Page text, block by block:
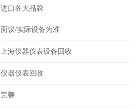
进口各大品牌
面议/实际设备为准
上海仪器仪表设备回收
仪器仪表回收
完善